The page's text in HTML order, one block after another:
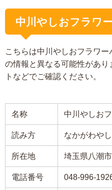
中川やしおフラワ
こちらは中川やしおフラワ
の情報と異なる可能性があり
トなどでご確認ください。
名称 中川やしお
読み方 なかがわや
所在地 埼玉県八潮
電話番号 048-996-